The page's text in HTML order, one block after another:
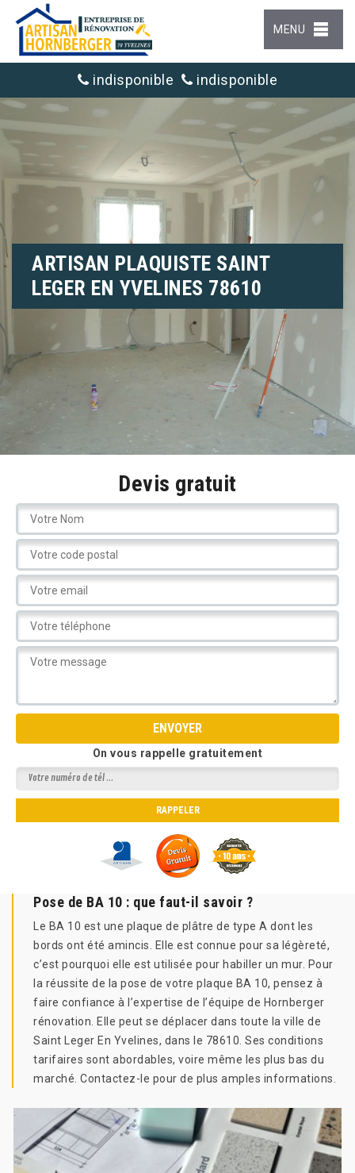
MENU
indisponible indisponible
ARTISAN PLAQUISTE SAINT
LEGER EN YVELINES 78610
Devis gratuit
On vous rappelle gratuitement
Pose de BA 10 : que faut-il savoir ?
Le BA 10 est une plaque de plâtre de type A dont les
bords ont été amincis. Elle est connue pour sa légèreté,
c’est pourquoi elle est utilisée pour habiller un mur. Pour
la réussite de la pose de votre plaque BA 10, pensez à
faire confiance à l’expertise de l’équipe de Hornberger
rénovation. Elle peut se déplacer dans toute la ville de
Saint Leger En Yvelines, dans le 78610. Ses conditions
tarifaires sont abordables, voire même les plus bas du
marché. Contactez-le pour de plus amples informations.